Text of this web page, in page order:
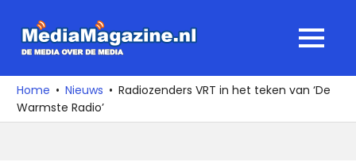
naar
media
over
de
MENU
Home Nieuws
Radiozenders VRT in het teken van ‘De
Warmste Radio’